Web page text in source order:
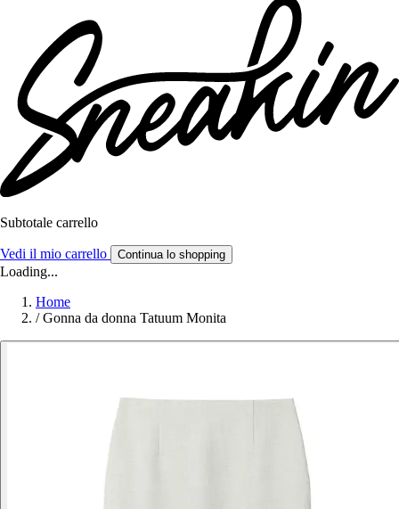
Subtotale carrello
Vedi il mio carrello Continua lo shopping
Loading...
Home
/ Gonna da donna Tatuum Monita